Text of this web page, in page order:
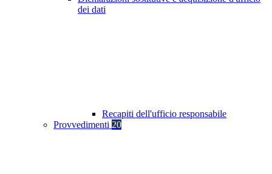
dei dati
Recapiti dell'ufficio responsabile
Provvedimenti 20